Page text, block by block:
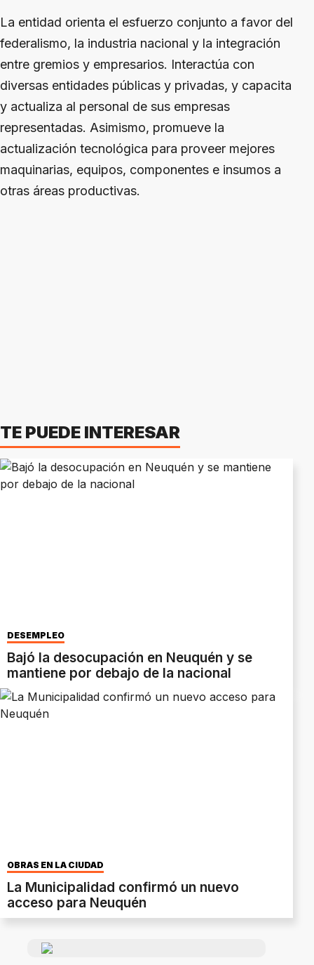
La entidad orienta el esfuerzo conjunto a favor del
federalismo, la industria nacional y la integración
entre gremios y empresarios. Interactúa con
diversas entidades públicas y privadas, y capacita
y actualiza al personal de sus empresas
representadas. Asimismo, promueve la
actualización tecnológica para proveer mejores
maquinarias, equipos, componentes e insumos a
otras áreas productivas.
TE PUEDE INTERESAR
DESEMPLEO
Bajó la desocupación en Neuquén y se
mantiene por debajo de la nacional
OBRAS EN LA CIUDAD
La Municipalidad confirmó un nuevo
acceso para Neuquén